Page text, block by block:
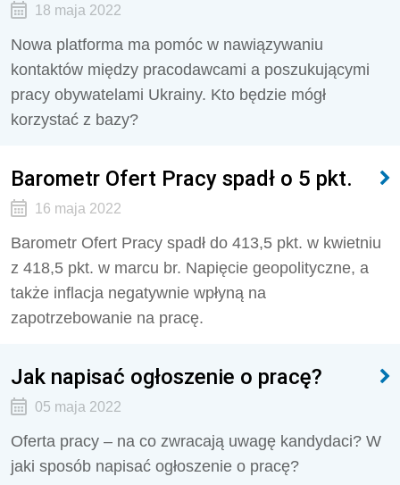
18 maja 2022
Nowa platforma ma pomóc w nawiązywaniu
kontaktów między pracodawcami a poszukującymi
pracy obywatelami Ukrainy. Kto będzie mógł
korzystać z bazy?
Barometr Ofert Pracy spadł o 5 pkt.
16 maja 2022
Barometr Ofert Pracy spadł do 413,5 pkt. w kwietniu
z 418,5 pkt. w marcu br. Napięcie geopolityczne, a
także inflacja negatywnie wpłyną na
zapotrzebowanie na pracę.
Jak napisać ogłoszenie o pracę?
05 maja 2022
Oferta pracy – na co zwracają uwagę kandydaci? W
jaki sposób napisać ogłoszenie o pracę?